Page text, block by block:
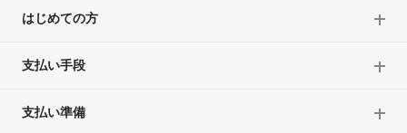
はじめての方
支払い手段
支払い準備